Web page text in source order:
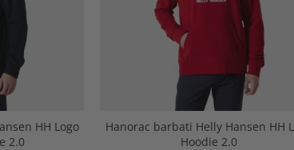
HH Logo
2.0
Hanorac barbati Helly Hansen HH
Hoodie 2.0